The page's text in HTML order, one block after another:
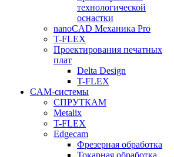
технологической
оснастки
nanoCAD Механика Pro
T-FLEX
Проектирования печатных
плат
Delta Design
T-FLEX
CAM-системы
СПРУТКAM
Metalix
T-FLEX
Edgecam
Фрезерная обработка
Токарная обработка